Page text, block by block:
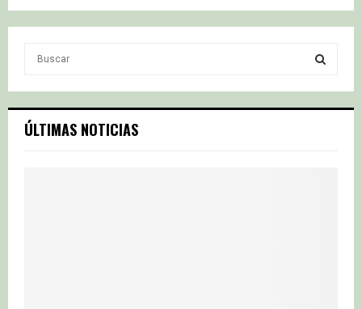
c
h
S
ÚLTIMAS NOTICIAS